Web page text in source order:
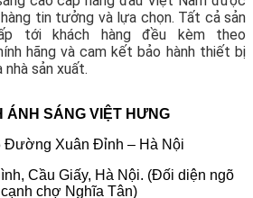
tin tưởng và lựa chọn. Tất cả sản
tới khách hàng đều kèm theo
hãng và cam kết bảo hành thiết bị
sản xuất.
ÁNH SÁNG VIỆT HƯNG
Đường Xuân Đỉnh – Hà Nội
Cầu Giấy, Hà Nội. (Đối diện ngõ
chợ Nghĩa Tân)